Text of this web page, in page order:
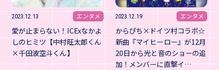
2023.12.13 エンタメ
愛が止まらない！ICExなかよ
しのヒミツ【中村旺太郎くん
×千田波空斗くん】
2023.12.19 エンタメ
からぴち×ドイツ村コラボ☆
新曲『マイヒーロー』が12月
20日から光と音のショーの追
加！メンバーに直撃イ…